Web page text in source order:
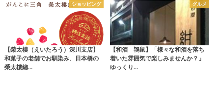
ショッピング
【榮太樓（えいたろう）深川支店】
和菓子の老舗でお馴染み、日本橋の
榮太樓總…
グルメ
【和酒 鴇鼠】「様々な和酒を落ち
着いた雰囲気で楽しみませんか？」
ゆっくり…